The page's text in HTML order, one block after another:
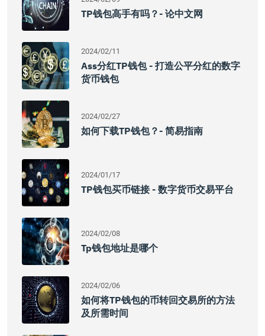
TP钱包高手有吗？- 论中文网
2024/02/11
Ass分红TP钱包 - 打造公平分红的数字
货币钱包
2024/02/27
如何下载TP钱包？- 简易指南
2024/01/17
TP钱包买币链接 - 数字货币交易平台
2024/02/08
Tp钱包地址是哪个
2024/02/06
如何将TP钱包的币转回交易所的方法
及所需时间